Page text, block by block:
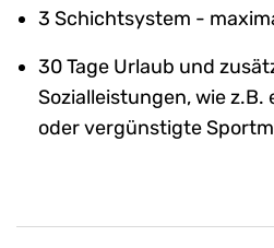
3 Schichtsystem -
30 Tage Urlaub und
Sozialleistungen, wie
oder vergünstigte